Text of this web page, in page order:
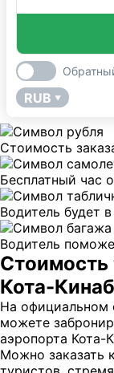
RUB ▼
Стоимость
Бесплатный час
Водитель будет
Водитель
Стоимость
Кота-
На официальном
можете
аэропорта Кота-
Можно заказать